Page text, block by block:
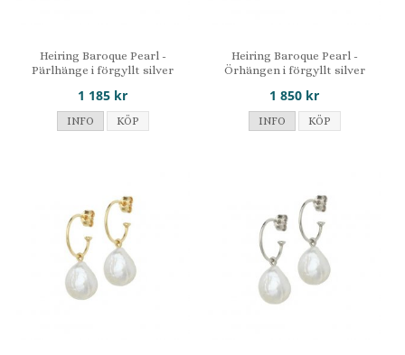
Heiring Baroque Pearl -
Pärlhänge i förgyllt silver
1 185 kr
INFO KÖP
Heiring Baroque Pearl -
Örhängen i förgyllt silver
1 850 kr
INFO KÖP